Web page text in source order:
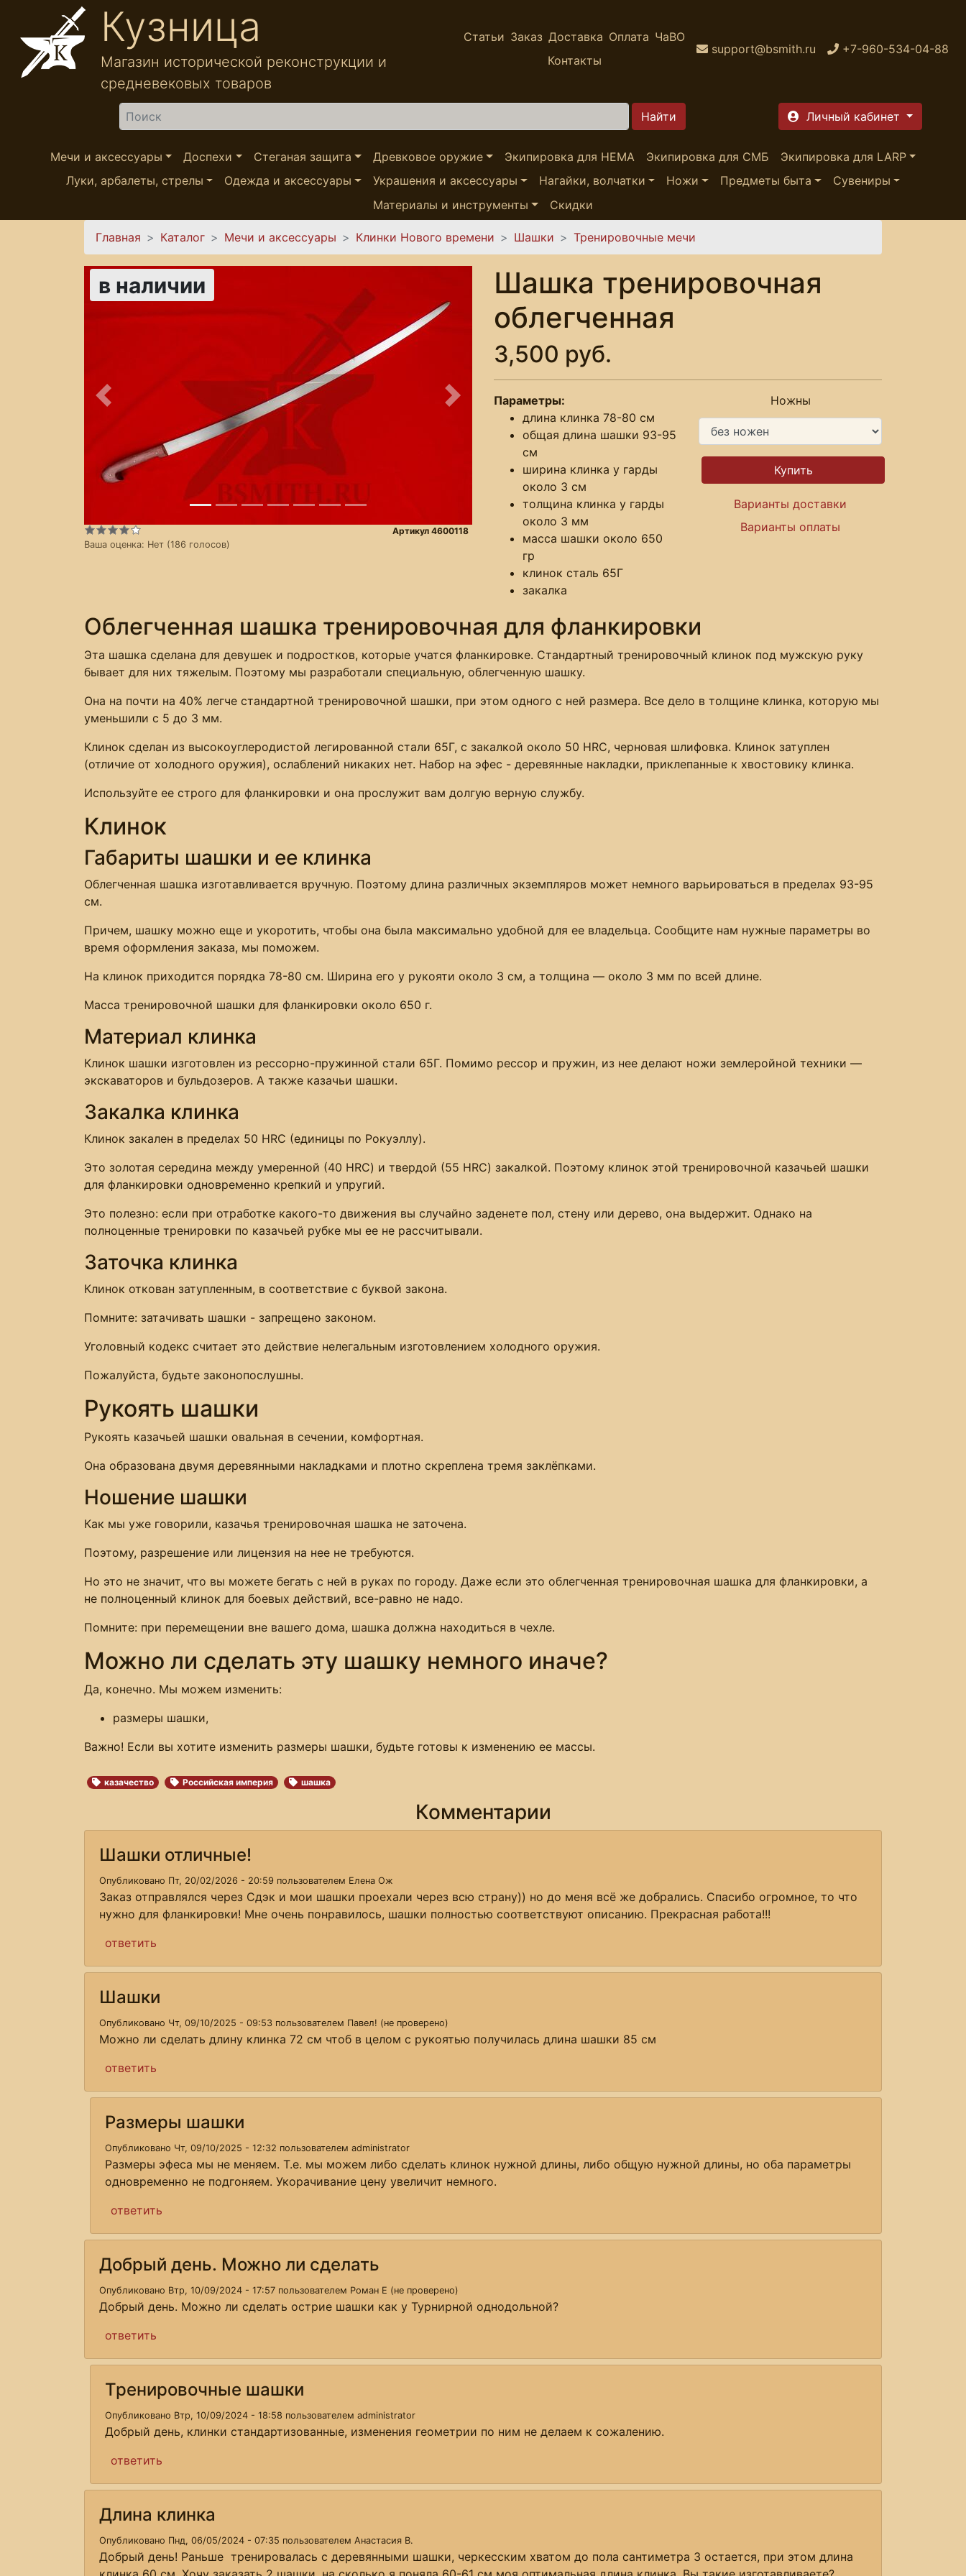
Перейти к основному содержанию
Кузница
Магазин исторической реконструкции и
средневековых товаров
Статьи Заказ Доставка Оплата ЧаВО
Контакты
support@bsmith.ru +7-960-534-04-88
Найти Личный кабинет
Мечи и аксессуары Доспехи Стеганая защита Древковое оружие Экипировка для HEMA Экипировка для СМБ
Экипировка для LARP
Луки, арбалеты, стрелы
Одежда и аксессуары Украшения и аксессуары Нагайки, волчатки Ножи Предметы быта
Сувениры
Материалы и инструменты
Скидки
Вы здесь
Главная Каталог Мечи и аксессуары Клинки Нового времени Шашки Тренировочные мечи
в наличии
Предыдущее Следующее
Ваша оценка: Нет (186 голосов)
Артикул 4600118
Шашка тренировочная
облегченная
3,500 руб.
Параметры:
длина клинка 78-80 см
общая длина шашки 93-95
см
ширина клинка у гарды
около 3 см
толщина клинка у гарды
около 3 мм
масса шашки около 650
гр
клинок сталь 65Г
закалка
Ножны
Варианты доставки
Варианты оплаты
Облегченная шашка тренировочная для фланкировки
Эта шашка сделана для девушек и подростков, которые учатся фланкировке. Стандартный тренировочный клинок под мужскую руку
бывает для них тяжелым. Поэтому мы разработали специальную, облегченную шашку.
Она на почти на 40% легче стандартной тренировочной шашки, при этом одного с ней размера. Все дело в толщине клинка, которую мы
уменьшили с 5 до 3 мм.
Клинок сделан из высокоуглеродистой легированной стали 65Г, с закалкой около 50 HRC, черновая шлифовка. Клинок затуплен
(отличие от холодного оружия), ослаблений никаких нет. Набор на эфес - деревянные накладки, приклепанные к хвостовику клинка.
Используйте ее строго для фланкировки и она прослужит вам долгую верную службу.
Клинок
Габариты шашки и ее клинка
Облегченная шашка изготавливается вручную. Поэтому длина различных экземпляров может немного варьироваться в пределах 93-95
см.
Причем, шашку можно еще и укоротить, чтобы она была максимально удобной для ее владельца. Сообщите нам нужные параметры во
время оформления заказа, мы поможем.
На клинок приходится порядка 78-80 см. Ширина его у рукояти около 3 см, а толщина — около 3 мм по всей длине.
Масса тренировочной шашки для фланкировки около 650 г.
Материал клинка
Клинок шашки изготовлен из рессорно-пружинной стали 65Г. Помимо рессор и пружин, из нее делают ножи землеройной техники —
экскаваторов и бульдозеров. А также казачьи шашки.
Закалка клинка
Клинок закален в пределах 50 HRC (единицы по Рокуэллу).
Это золотая середина между умеренной (40 HRC) и твердой (55 HRC) закалкой. Поэтому клинок этой тренировочной казачьей шашки
для фланкировки одновременно крепкий и упругий.
Это полезно: если при отработке какого-то движения вы случайно заденете пол, стену или дерево, она выдержит. Однако на
полноценные тренировки по казачьей рубке мы ее не рассчитывали.
Заточка клинка
Клинок откован затупленным, в соответствие с буквой закона.
Помните: затачивать шашки - запрещено законом.
Уголовный кодекс считает это действие нелегальным изготовлением холодного оружия.
Пожалуйста, будьте законопослушны.
Рукоять шашки
Рукоять казачьей шашки овальная в сечении, комфортная.
Она образована двумя деревянными накладками и плотно скреплена тремя заклёпками.
Ношение шашки
Как мы уже говорили, казачья тренировочная шашка не заточена.
Поэтому, разрешение или лицензия на нее не требуются.
Но это не значит, что вы можете бегать с ней в руках по городу. Даже если это облегченная тренировочная шашка для фланкировки, а
не полноценный клинок для боевых действий, все-равно не надо.
Помните: при перемещении вне вашего дома, шашка должна находиться в чехле.
Можно ли сделать эту шашку немного иначе?
Да, конечно. Мы можем изменить:
размеры шашки,
Важно! Если вы хотите изменить размеры шашки, будьте готовы к изменению ее массы.
казачество Российская империя шашка
Комментарии
Шашки отличные!
Опубликовано Пт, 20/02/2026 - 20:59 пользователем Елена Ож
Заказ отправлялся через Сдэк и мои шашки проехали через всю страну)) но до меня всё же добрались. Спасибо огромное, то что
нужно для фланкировки! Мне очень понравилось, шашки полностью соответствуют описанию. Прекрасная работа!!!
ответить
Шашки
Опубликовано Чт, 09/10/2025 - 09:53 пользователем Павел! (не проверено)
Можно ли сделать длину клинка 72 см чтоб в целом с рукоятью получилась длина шашки 85 см
ответить
Размеры шашки
Опубликовано Чт, 09/10/2025 - 12:32 пользователем administrator
Размеры эфеса мы не меняем. Т.е. мы можем либо сделать клинок нужной длины, либо общую нужной длины, но оба параметры
одновременно не подгоняем. Укорачивание цену увеличит немного.
ответить
Добрый день. Можно ли сделать
Опубликовано Втр, 10/09/2024 - 17:57 пользователем Роман Е (не проверено)
Добрый день. Можно ли сделать острие шашки как у Турнирной однодольной?
ответить
Тренировочные шашки
Опубликовано Втр, 10/09/2024 - 18:58 пользователем administrator
Добрый день, клинки стандартизованные, изменения геометрии по ним не делаем к сожалению.
ответить
Длина клинка
Опубликовано Пнд, 06/05/2024 - 07:35 пользователем Анастасия В.
Добрый день! Раньше тренировалась с деревянными шашки, черкесским хватом до пола сантиметра 3 остается, при этом длина